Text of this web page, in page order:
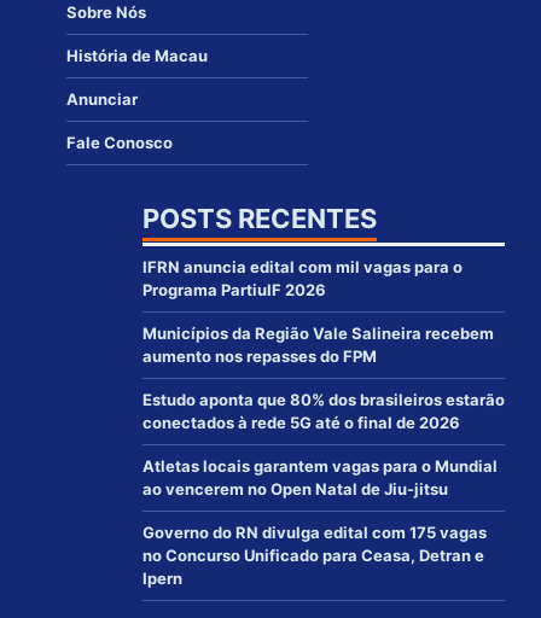
Sobre Nós
História de Macau
Anunciar
Fale Conosco
POSTS RECENTES
IFRN anuncia edital com mil vagas para o
Programa PartiuIF 2026
Municípios da Região Vale Salineira recebem
aumento nos repasses do FPM
Estudo aponta que 80% dos brasileiros estarão
conectados à rede 5G até o final de 2026
Atletas locais garantem vagas para o Mundial
ao vencerem no Open Natal de Jiu-jitsu
Governo do RN divulga edital com 175 vagas
no Concurso Unificado para Ceasa, Detran e
Ipern